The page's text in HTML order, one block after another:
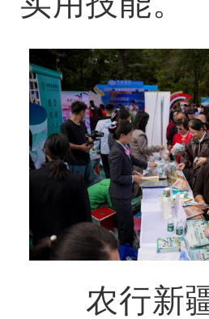
农行新疆